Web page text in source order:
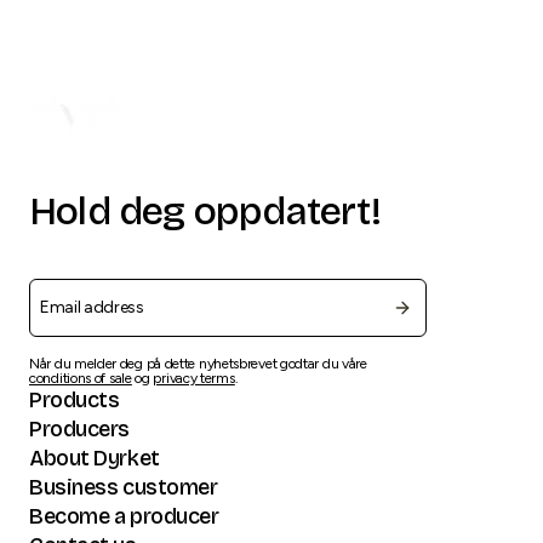
Hold deg oppdatert!
Når du melder deg på dette nyhetsbrevet godtar du våre
conditions of saleog privacy terms.
Products
Producers
About Dyrket
Business customer
Become a producer